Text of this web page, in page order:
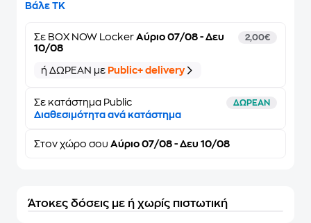
Βάλε ΤΚ
Σε BOX NOW Locker Αύριο 07/08 - Δευ
10/08
2,00€
ή ΔΩΡΕΑΝ με Public+ delivery
Σε κατάστημα Public ΔΩΡΕΑΝ
Διαθεσιμότητα ανά κατάστημα
Στον χώρο σου Αύριο 07/08 - Δευ 10/08
Άτοκες δόσεις με ή χωρίς πιστωτική